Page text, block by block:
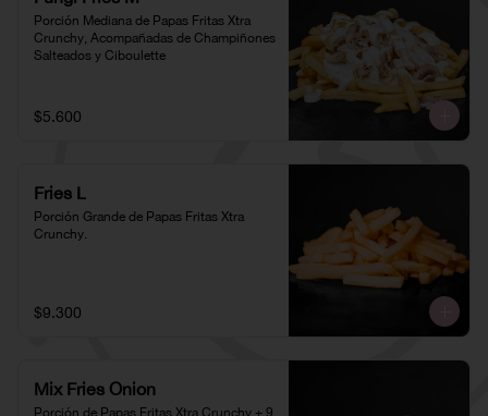
Porción Mediana de Papas Fritas Xtra
Crunchy, Acompañadas de Champiñones
Salteados y Ciboulette
$5.600
Fries L
Porción Grande de Papas Fritas Xtra
Crunchy.
$9.300
Mix Fries Onion
Porción de Papas Fritas Xtra Crunchy + 9